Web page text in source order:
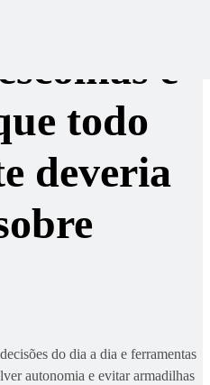
e
todo
deveria
do dia a dia e ferramentas
autonomia e evitar armadilhas